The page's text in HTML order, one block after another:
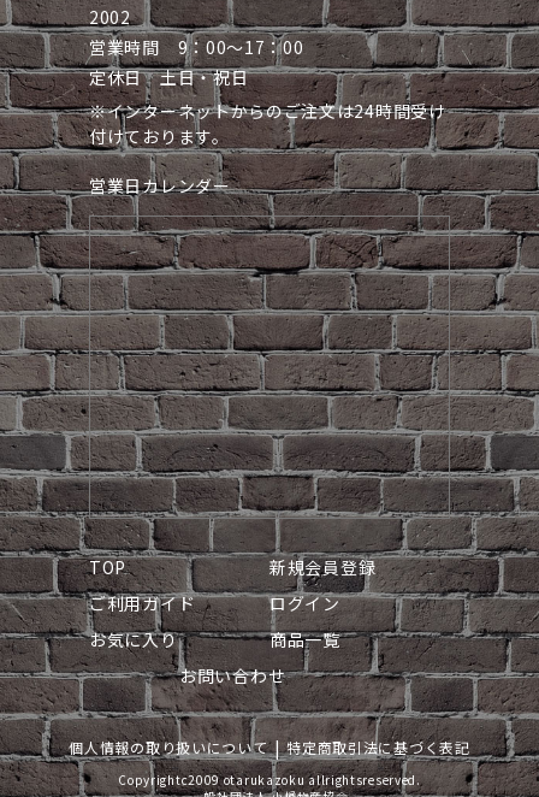
2002
営業時間 9：00～17：00
定休日 土日・祝日
※インターネットからのご注文は24時間受け
付けております。
営業日カレンダー
TOP
新規会員登録
ご利用ガイド
ログイン
お気に入り
商品一覧
お問い合わせ
個人情報の取り扱いについて 特定商取引法に基づく表記
Copyrightc2009 otarukazoku allrightsreserved.